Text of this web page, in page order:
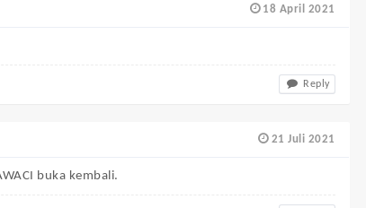
18 April 2021
Reply
21 Juli 2021
buka kembali.